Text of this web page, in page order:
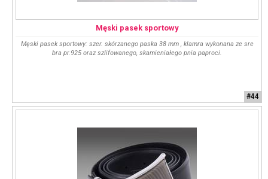
Męski pasek sportowy
Męski pasek sportowy: szer. skórzanego paska 38 mm , klamra wykonana ze sre
bra pr.925 oraz szlifowanego, skamieniałego pnia paproci.
#44